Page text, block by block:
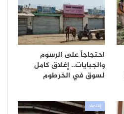
احتجاجاً على الرسوم
والجبايات.. إغلاق كامل
لسوق في الخرطوم
إقتصاد